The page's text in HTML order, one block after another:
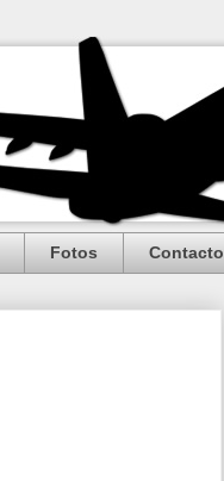
Fotos Contacto